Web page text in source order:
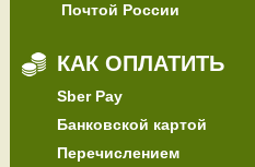
Почтой России
КАК ОПЛАТИТЬ
Sber Pay
Банковской картой
Перечислением